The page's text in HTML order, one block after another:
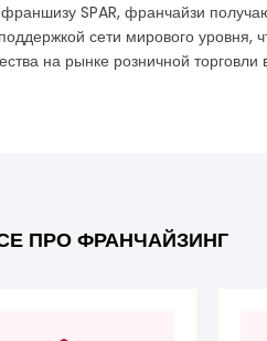
SPAR, франчайзи
сети мирового уровня,
на рынке розничной торговли
ПРО ФРАНЧАЙЗИНГ